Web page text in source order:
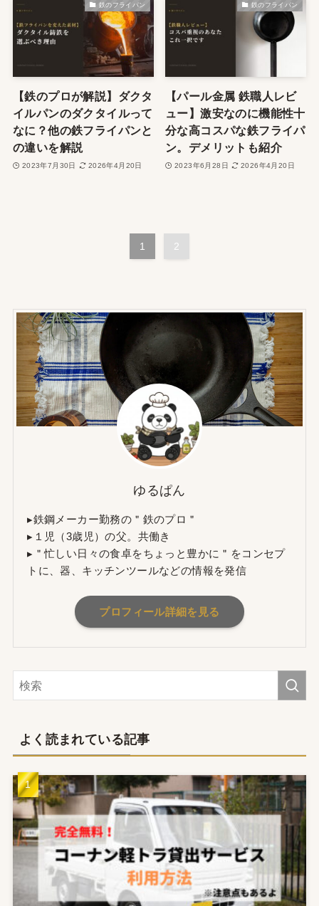
鉄のフライパン
【鉄のプロが解説】ダクタ
イルパンのダクタイルって
なに？他の鉄フライパンと
の違いを解説
2023年7月30日 2026年4月20日
鉄のフライパン
【パール金属 鉄職人レビ
ュー】激安なのに機能性十
分な高コスパな鉄フライパ
ン。デメリットも紹介
2023年6月28日 2026年4月20日
1 2
ゆるぱん
▸鉄鋼メーカー勤務の＂鉄のプロ＂
▸１児（3歳児）の父。共働き
▸＂忙しい日々の食卓をちょっと豊かに＂をコンセプ
トに、器、キッチンツールなどの情報を発信
プロフィール詳細を見る
よく読まれている記事